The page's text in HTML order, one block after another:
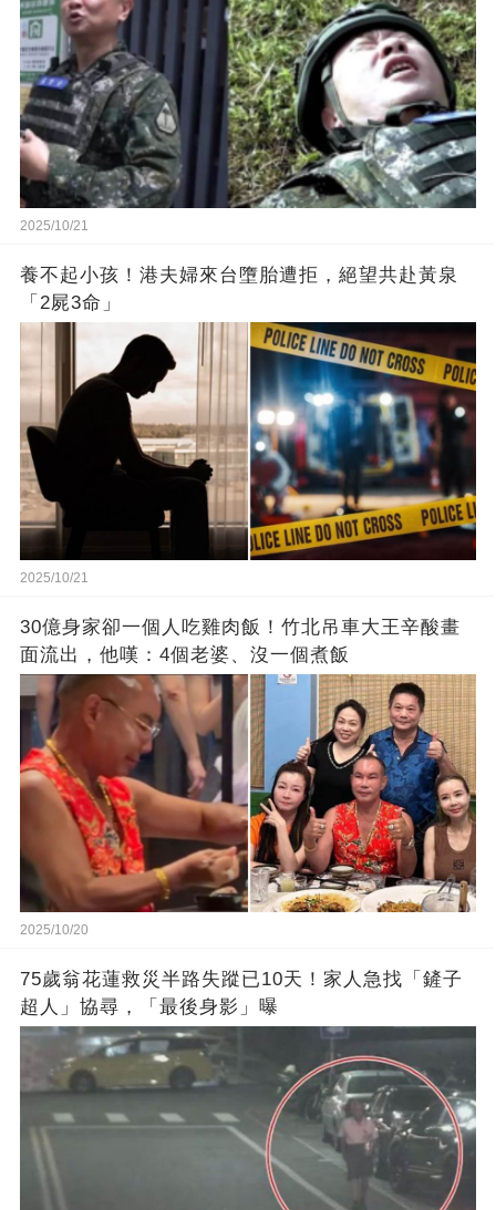
2025/10/21
養不起小孩！港夫婦來台墮胎遭拒，絕望共赴黃泉
「2屍3命」
2025/10/21
30億身家卻一個人吃雞肉飯！竹北吊車大王辛酸畫
面流出，他嘆：4個老婆、沒一個煮飯
2025/10/20
75歲翁花蓮救災半路失蹤已10天！家人急找「鏟子
超人」協尋，「最後身影」曝